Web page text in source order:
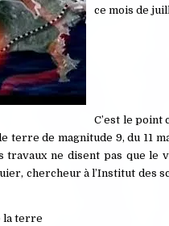
ce mois de
C’est le point
terre de magnitude 9, du 11
travaux ne disent pas que
chercheur à l’Institut des
la terre